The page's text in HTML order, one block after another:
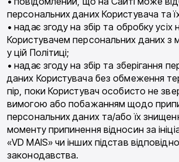
персональних даних Користувача та
• надає згоду на збір та обробку усіх
Користувачем персональних даних
у цій Політиці;
• надає згоду на збір та зберігання
даних Користувача без обмеження
пір, поки Користувач особисто не
вимогою або побажанням щодо
персональних даних та/або їх
моменту припинення відносин за
«VD MAIS» чи інших підстав
законодавства.